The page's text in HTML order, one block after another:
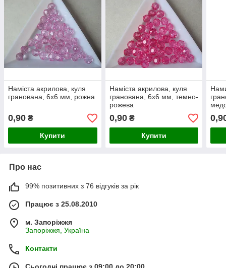
Наміста акрилова, куля
гранована, 6х6 мм, рожна
0,90 ₴
Купити
Наміста акрилова, куля
гранована, 6х6 мм, темно-
рожева
0,90₴
Купити
Про нас
99% позитивних з 76 відгуків за рік
Працює з 25.08.2010
м. Запоріжжя
Запоріжжя, Україна
Контакти